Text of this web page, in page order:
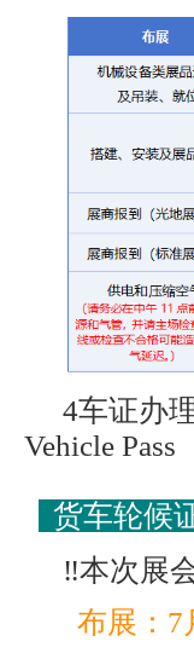
4车证办
Vehicle Pass
货车轮候
‼️本次展
布展：7